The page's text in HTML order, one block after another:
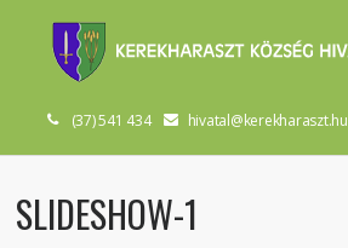
(37) 541 434 hivatal@kerekharaszt.hu
SLIDESHOW-1